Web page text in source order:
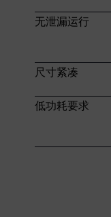
无泄漏运行
尺寸紧凑
低功耗要求